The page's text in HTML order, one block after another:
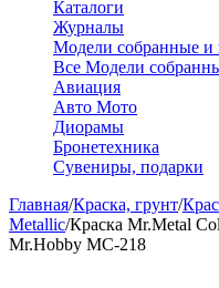
Каталоги
Журналы
Модели собранные
Все Модели
Авиация
Авто Мото
Диорамы
Бронетехника
Сувениры, подарки
Главная/Краска, грунт/
Metallic/Краска Mr.Metal
Mr.Hobby MC-218